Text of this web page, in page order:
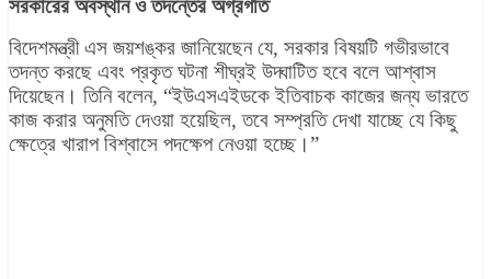
সরকারের অবস্থান ও তদন্তের অগ্রগতি
বিদেশমন্ত্রী এস জয়শঙ্কর জানিয়েছেন যে, সরকার বিষয়টি গভীরভাবে
তদন্ত করছে এবং প্রকৃত ঘটনা শীঘ্রই উদ্ঘাটিত হবে বলে আশ্বাস
দিয়েছেন। তিনি বলেন, “ইউএসএইডকে ইতিবাচক কাজের জন্য ভারতে
কাজ করার অনুমতি দেওয়া হয়েছিল, তবে সম্প্রতি দেখা যাচ্ছে যে কিছু
ক্ষেত্রে খারাপ বিশ্বাসে পদক্ষেপ নেওয়া হচ্ছে।”